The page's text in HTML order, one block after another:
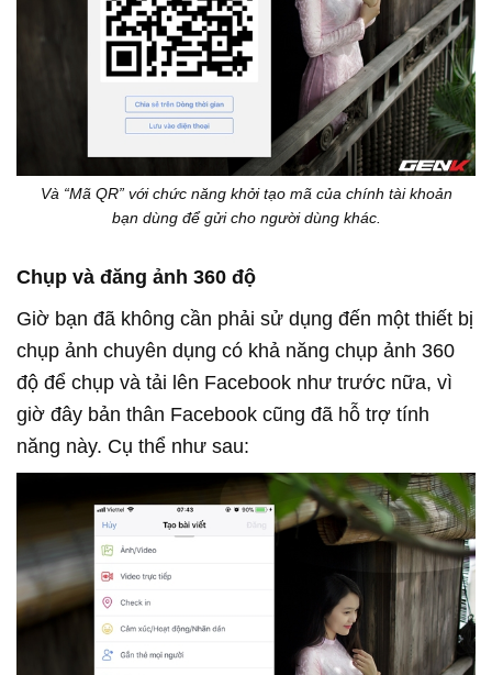
Và “Mã QR” với chức năng khởi tạo mã của chính tài khoản
bạn dùng để gửi cho người dùng khác.
Chụp và đăng ảnh 360 độ
Giờ bạn đã không cần phải sử dụng đến một thiết bị
chụp ảnh chuyên dụng có khả năng chụp ảnh 360
độ để chụp và tải lên Facebook như trước nữa, vì
giờ đây bản thân Facebook cũng đã hỗ trợ tính
năng này. Cụ thể như sau: